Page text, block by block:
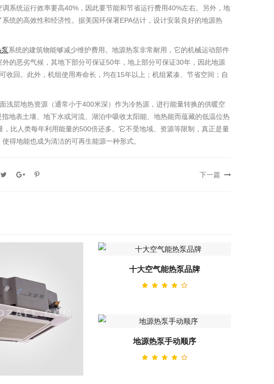
系统运行效率要高40%，因此要节能和节省运行费用40%左右。另外，地
统的高效性和经济性。据美国环保署EPA估计，设计安装良好的地源热
系统的建筑物能够减少维护费用。地源热泵非常耐用，它的机械运动部件
的恶劣气候，其地下部分可保证50年，地上部分可保证30年，因此地源
回。此外，机组使用寿命长，均在15年以上；机组紧凑、节省空间；自
浅层地热资源（通常小于400米深）作为冷热源，进行能量转换的供暖空
地表土壤、地下水或河流、湖泊中吸收太阳能、地热能而蕴藏的低温位热
比人类每年利用能量的500倍还多。它不受地域、资源等限制，真正是量
得地能也成为清洁的可再生能源一种形式。
下一篇
十大空气能热泵品牌
地源热泵手动顺序